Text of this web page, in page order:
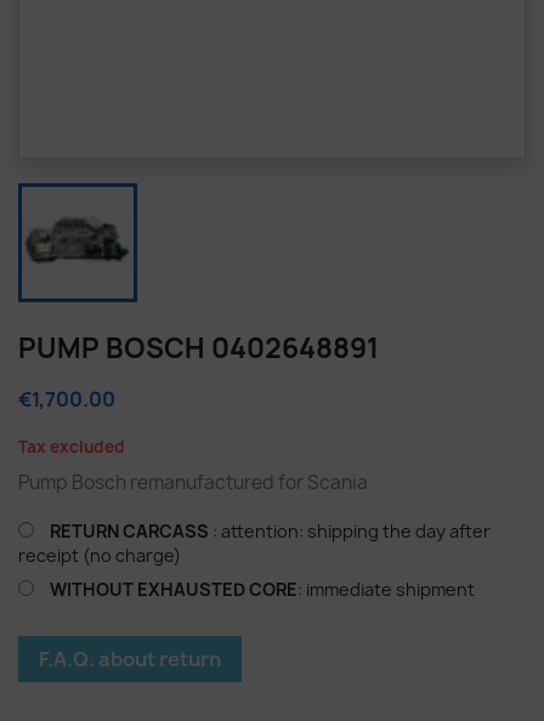
PUMP BOSCH 0402648891
€1,700.00
Tax excluded
Pump Bosch remanufactured for Scania
RETURN CARCASS : attention: shipping the day after
receipt (no charge)
WITHOUT EXHAUSTED CORE: immediate shipment
F.A.Q. about return